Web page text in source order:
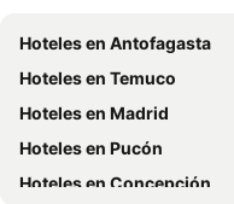
Hoteles en Antofagasta
Hoteles en Temuco
Hoteles en Madrid
Hoteles en Pucón
Hoteles en Concepción